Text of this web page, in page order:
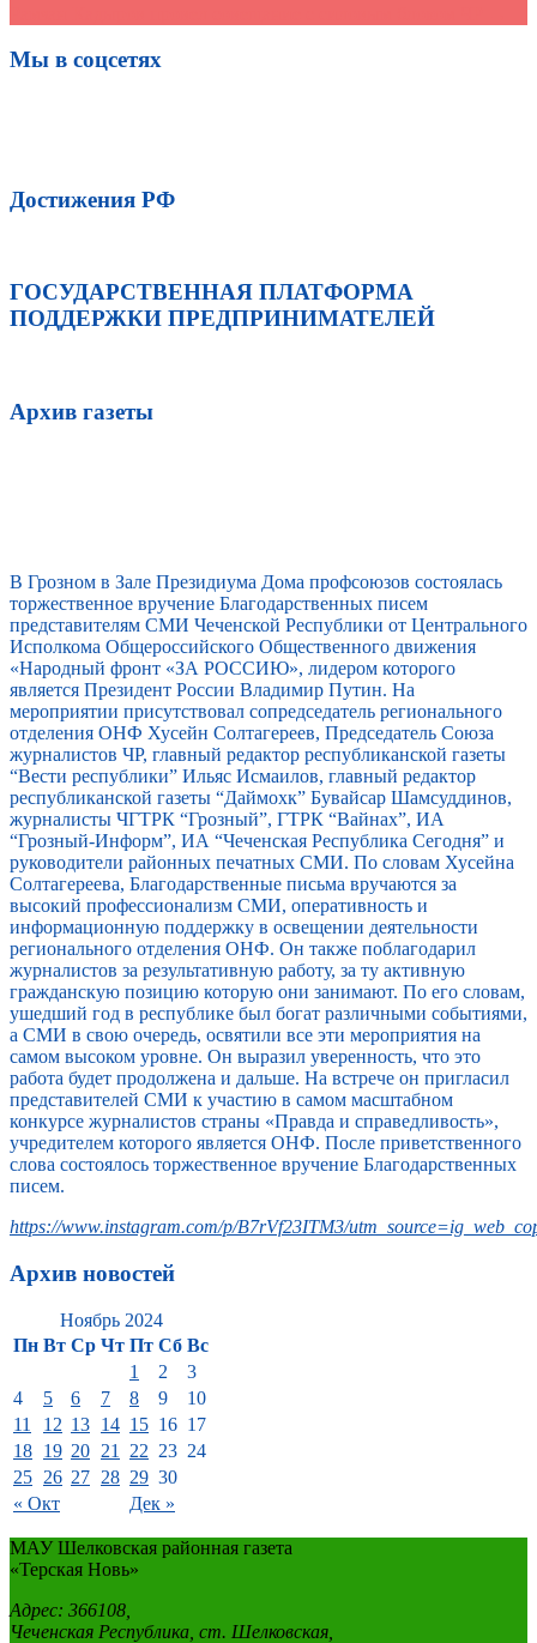
Мы в соцсетях
Достижения РФ
ГОСУДАРСТВЕННАЯ ПЛАТФОРМА
ПОДДЕРЖКИ ПРЕДПРИНИМАТЕЛЕЙ
Архив газеты
В Грозном в Зале Президиума Дома профсоюзов состоялась
торжественное вручение Благодарственных писем
представителям СМИ Чеченской Республики от Центрального
Исполкома Общероссийского Общественного движения
«Народный фронт «ЗА РОССИЮ», лидером которого
является Президент России Владимир Путин. На
мероприятии присутствовал сопредседатель регионального
отделения ОНФ Хусейн Солтагереев, Председатель Союза
журналистов ЧР, главный редактор республиканской газеты
“Вести республики” Ильяс Исмаилов, главный редактор
республиканской газеты “Даймохк” Бувайсар Шамсуддинов,
журналисты ЧГТРК “Грозный”, ГТРК “Вайнах”, ИА
“Грозный-Информ”, ИА “Чеченская Республика Сегодня” и
руководители районных печатных СМИ. По словам Хусейна
Солтагереева, Благодарственные письма вручаются за
высокий профессионализм СМИ, оперативность и
информационную поддержку в освещении деятельности
регионального отделения ОНФ. Он также поблагодарил
журналистов за результативную работу, за ту активную
гражданскую позицию которую они занимают. По его словам,
ушедший год в республике был богат различными событиями,
а СМИ в свою очередь, освятили все эти мероприятия на
самом высоком уровне. Он выразил уверенность, что это
работа будет продолжена и дальше. На встрече он пригласил
представителей СМИ к участию в самом масштабном
конкурсе журналистов страны «Правда и справедливость»,
учредителем которого является ОНФ. После приветственного
слова состоялось торжественное вручение Благодарственных
писем.
https://www.instagram.com/p/B7rVf23ITM3/
Архив новостей
Ноябрь 2024
Пн Вт Ср Чт Пт Сб Вс
« Окт Дек »
1 2
3
4
5 6 7 8 9
10
11
12 13 14 15 16 17
18 19 20 21 22 23 24
25 26 27 28 29 30
МАУ Шелковская районная газета
«Терская Новь»
Адрес: 366108,
Чеченская Республика, ст. Шелковская,